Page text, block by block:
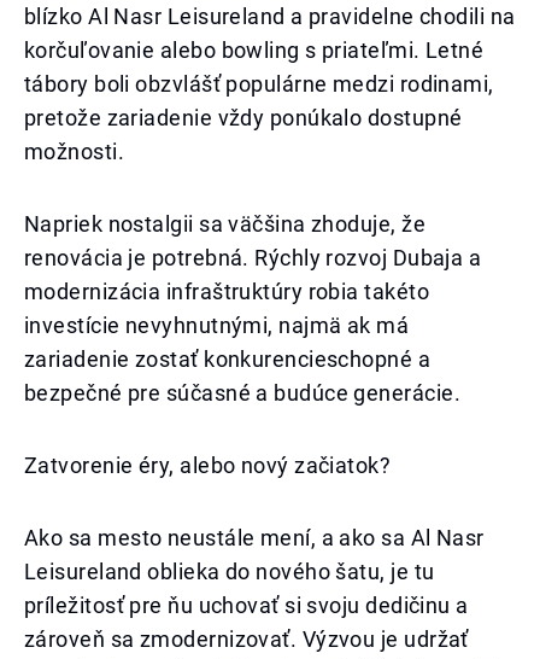
blízko Al Nasr Leisureland a pravidelne chodili na
korčuľovanie alebo bowling s priateľmi. Letné
tábory boli obzvlášť populárne medzi rodinami,
pretože zariadenie vždy ponúkalo dostupné
možnosti.
Napriek nostalgii sa väčšina zhoduje, že
renovácia je potrebná. Rýchly rozvoj Dubaja a
modernizácia infraštruktúry robia takéto
investície nevyhnutnými, najmä ak má
zariadenie zostať konkurencieschopné a
bezpečné pre súčasné a budúce generácie.
Zatvorenie éry, alebo nový začiatok?
Ako sa mesto neustále mení, a ako sa Al Nasr
Leisureland oblieka do nového šatu, je tu
príležitosť pre ňu uchovať si svoju dedičinu a
zároveň sa zmodernizovať. Výzvou je udržať